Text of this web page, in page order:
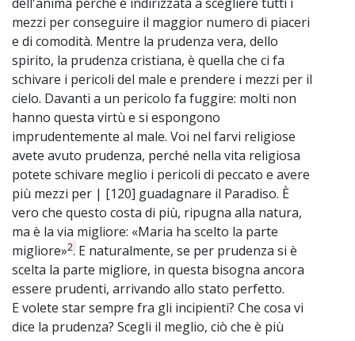
mezzi per conseguire il maggior numero di piaceri
e di comodità. Mentre la prudenza vera, dello
spirito, la prudenza cristiana, è quella che ci fa
schivare i pericoli del male e prendere i mezzi per il
cielo. Davanti a un pericolo fa fuggire: molti non
hanno questa virtù e si espongono
imprudentemente al male. Voi nel farvi religiose
avete avuto prudenza, perché nella vita religiosa
potete schivare meglio i pericoli di peccato e avere
più mezzi per | [120] guadagnare il Paradiso. È
vero che questo costa di più, ripugna alla natura,
ma è la via migliore: «Maria ha scelto la parte
migliore»2. E naturalmente, se per prudenza si è
scelta la parte migliore, in questa bisogna ancora
essere prudenti, arrivando allo stato perfetto.
E volete star sempre fra gli incipienti? Che cosa vi
dice la prudenza? Scegli il meglio, ciò che è più